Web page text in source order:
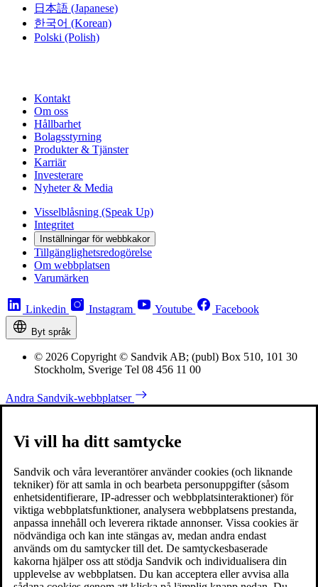
日本語 (Japanese)
한국어 (Korean)
Polski (Polish)
Kontakt
Om oss
Hållbarhet
Bolagsstyrning
Produkter & Tjänster
Karriär
Investerare
Nyheter & Media
Visselblåsning (Speak Up)
Integritet
Inställningar för webbkakor
Tillgänglighetsredogörelse
Om webbplatsen
Varumärken
Linkedin Instagram Youtube Facebook
Byt språk
© 2026 Copyright © Sandvik AB; (publ) Box 510, 101 30
Stockholm, Sverige Tel 08 456 11 00
Andra Sandvik-webbplatser
Vi vill ha ditt samtycke
Sandvik och våra leverantörer använder cookies (och liknande
tekniker) för att samla in och bearbeta personuppgifter (såsom
enhetsidentifierare, IP-adresser och webbplatsinteraktioner) för
viktiga webbplatsfunktioner, analysera webbplatsens prestanda,
anpassa innehåll och leverera riktade annonser. Vissa cookies är
nödvändiga och kan inte stängas av, medan andra endast
används om du samtycker till det. De samtyckesbaserade
kakorna hjälper oss att stödja Sandvik och individualisera din
upplevelse av webbplatsen. Du kan acceptera eller avvisa alla